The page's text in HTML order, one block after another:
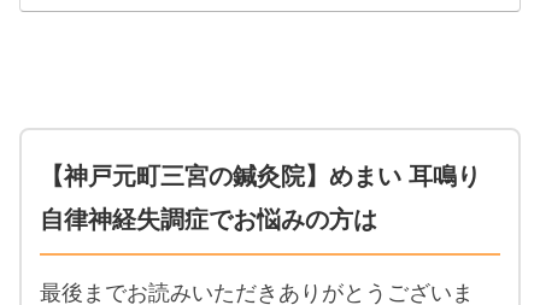
【神戸元町三宮の鍼灸院】めまい 耳鳴り
自律神経失調症でお悩みの方は
最後までお読みいただきありがとうございま